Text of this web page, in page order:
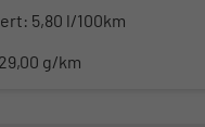
5,80 l/100km
g/km